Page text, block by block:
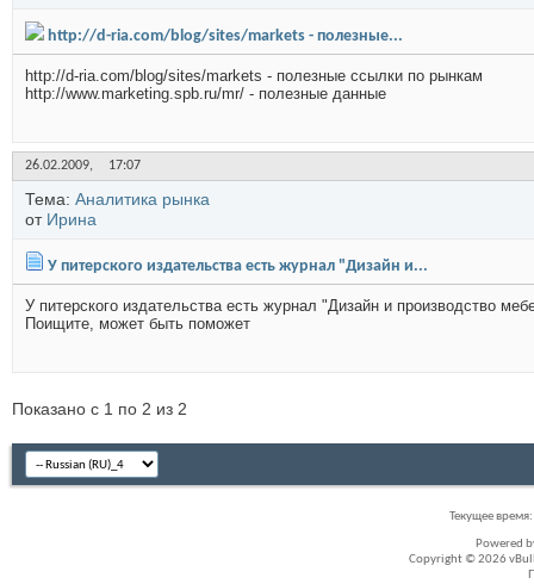
http://d-ria.com/blog/sites/markets - полезные...
http://d-ria.com/blog/sites/markets - полезные ссылки по рынкам
http://www.marketing.spb.ru/mr/ - полезные данные
26.02.2009, 17:07
Тема: Аналитика рынка
от Иринa
У питерского издательства есть журнал "Дизайн и...
У питерского издательства есть журнал "Дизайн и производство
Поищите, может быть поможет
Показано с 1 по 2 из 2
Текущее время:
Powered
Copyright © 2026